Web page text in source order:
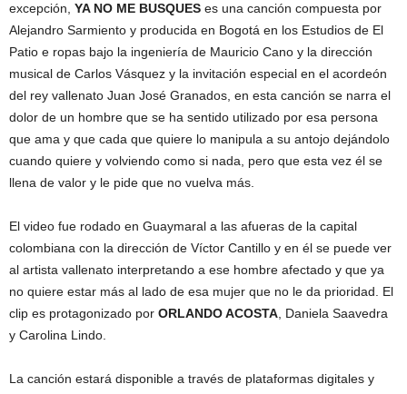
excepción, YA NO ME BUSQUES es una canción compuesta por
Alejandro Sarmiento y producida en Bogotá en los Estudios de El
Patio e ropas bajo la ingeniería de Mauricio Cano y la dirección
musical de Carlos Vásquez y la invitación especial en el acordeón
del rey vallenato Juan José Granados, en esta canción se narra el
dolor de un hombre que se ha sentido utilizado por esa persona
que ama y que cada que quiere lo manipula a su antojo dejándolo
cuando quiere y volviendo como si nada, pero que esta vez él se
llena de valor y le pide que no vuelva más.
El video fue rodado en Guaymaral a las afueras de la capital
colombiana con la dirección de Víctor Cantillo y en él se puede ver
al artista vallenato interpretando a ese hombre afectado y que ya
no quiere estar más al lado de esa mujer que no le da prioridad. El
clip es protagonizado por ORLANDO ACOSTA , Daniela Saavedra
y Carolina Lindo.
La canción estará disponible a través de plataformas digitales y